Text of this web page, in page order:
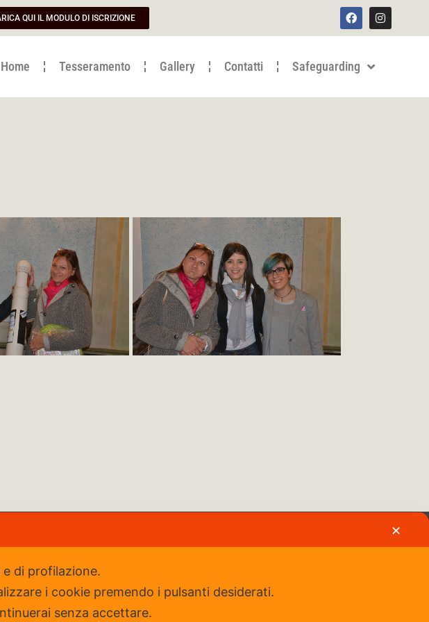
QUI IL MODULO DI ISCRIZIONE
Home Tesseramento Gallery Contatti Safeguarding
Iscriviti al nostro gruppo Fb
✕
di profilazione.
i cookie premendo i pulsanti desiderati.
senza accettare.